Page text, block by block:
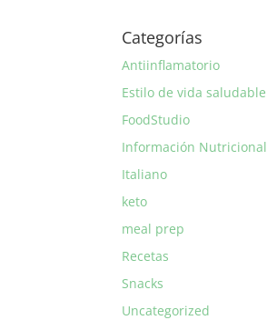
Categorías
Antiinflamatorio
Estilo de vida saludable
FoodStudio
Información Nutricional
Italiano
keto
meal prep
Recetas
Snacks
Uncategorized